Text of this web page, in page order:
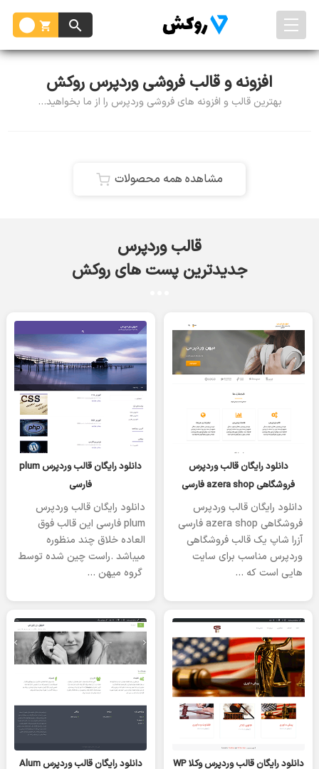
افزونه و قالب فروشی وردپرس روکش
بهترین قالب و افزونه های فروشی وردپرس را از ما بخواهید...
مشاهده همه محصولات
قالب وردپرس
جدیدترین پست های روکش
یکشنبه 08 ژانویه 2023
دانلود رایگان قالب وردپرس
فروشگاهی azera shop فارسی
دانلود رایگان قالب وردپرس
فروشگاهی azera shop فارسی
آزرا شاپ یک قالب فروشگاهی
وردپرس مناسب برای سایت
هایی است که …
یکشنبه 08 ژانویه 2023
دانلود رایگان قالب وردپرس plum
فارسی
دانلود رایگان قالب وردپرس
plum فارسی این قالب فوق
العاده خلاق چند منظوره
میباشد .راست چین شده توسط
گروه میهن …
یکشنبه 08 ژانویه 2023
دانلود رایگان قالب وردپرس وکلا WP
یکشنبه 08 ژانویه 2023
دانلود رایگان قالب وردپرس Alum